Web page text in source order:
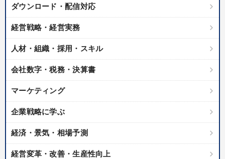
ダウンロード・配信対応
経営戦略・経営実務
人材・組織・採用・スキル
会社数字・税務・決算書
マーケティング
企業戦略に学ぶ
経済・景気・相場予測
経営変革・改善・生産性向上